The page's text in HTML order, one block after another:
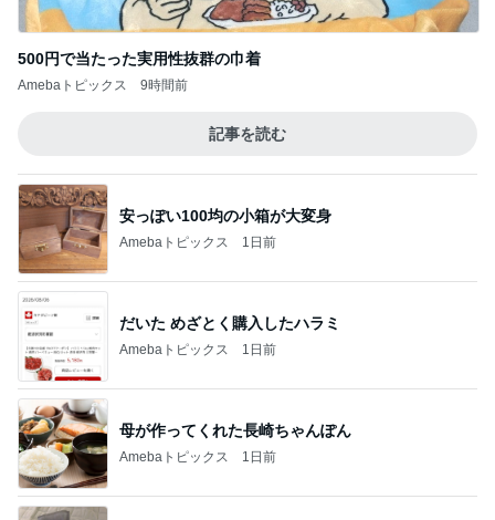
500円で当たった実用性抜群の巾着
Amebaトピックス 9時間前
記事を読む
安っぽい100均の小箱が大変身
Amebaトピックス 1日前
だいた めざとく購入したハラミ
Amebaトピックス 1日前
母が作ってくれた長崎ちゃんぽん
Amebaトピックス 1日前